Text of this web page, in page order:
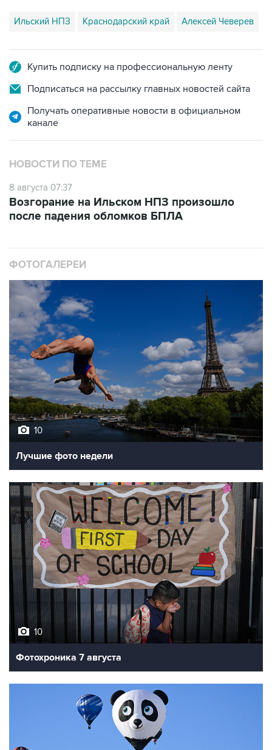
Ильский НПЗ Краснодарский край Алексей Чеверев
Купить подписку на профессиональную ленту
Подписаться на рассылку главных новостей сайта
Получать оперативные новости в официальном
канале
НОВОСТИ ПО ТЕМЕ
8 августа 07:37
Возгорание на Ильском НПЗ произошло
после падения обломков БПЛА
ФОТОГАЛЕРЕИ
10
Лучшие фото недели
10
Фотохроника 7 августа